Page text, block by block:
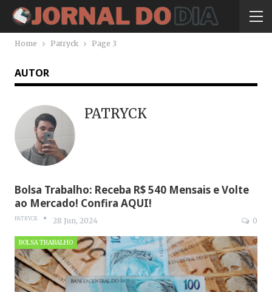
Home Patryck Page 3
AUTOR
PATRYCK
Bolsa Trabalho: Receba R$ 540 Mensais e Volte
ao Mercado! Confira AQUI!
PATRYCK 28 Jun, 2024 0
BOLSA TRABALHO